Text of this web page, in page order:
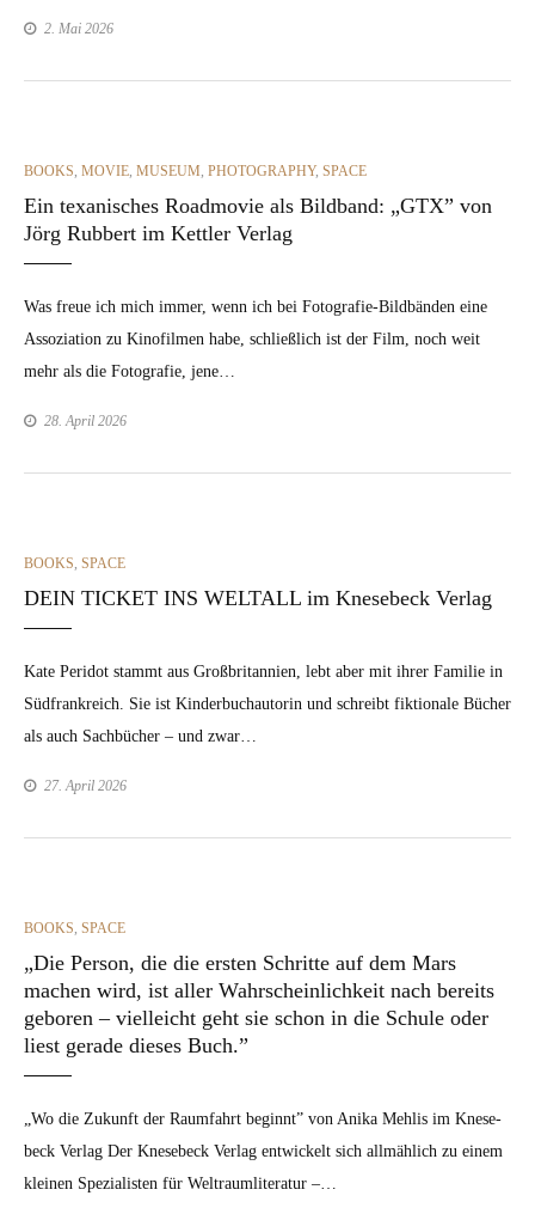
2. Mai 2026
CATEGORIES
BOOKS, MOVIE, MUSEUM, PHOTOGRAPHY, SPACE
Ein texanisches Roadmovie als Bildband: „GTX” von
Jörg Rubbert im Kettler Verlag
Was freue ich mich immer, wenn ich bei Fotografie-Bild­bän­­den eine
Assozi­a­tion zu Kinofil­men habe, schließlich ist der Film, noch weit
mehr als die Fotografie, jene…
28. April 2026
CATEGORIES
BOOKS, SPACE
DEIN TICKET INS WELTALL im Knesebeck Verlag
Kate Peri­dot stammt aus Großbri­tan­nien, lebt aber mit ihrer Fam­i­lie in
Süd­frankre­ich. Sie ist Kinder­buchau­torin und schreibt fik­tionale Büch­er
als auch Sach­büch­er – und zwar…
27. April 2026
CATEGORIES
BOOKS, SPACE
„Die Person, die die ersten Schritte auf dem Mars
machen wird, ist aller Wahrscheinlichkeit nach bereits
geboren – vielleicht geht sie schon in die Schule oder
liest gerade dieses Buch.”
„Wo die Zukun­ft der Raum­fahrt begin­nt” von Ani­ka Mehlis im Kne­se­
beck Ver­lag Der Kne­se­beck Ver­lag entwick­elt sich allmäh­lich zu einem
kleinen Spezial­is­ten für Wel­traum­lit­er­atur –…